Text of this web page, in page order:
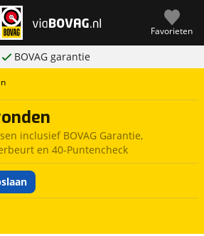
Favorieten
BOVAG garantie
inclusief BOVAG Garantie,
en 40-Puntencheck